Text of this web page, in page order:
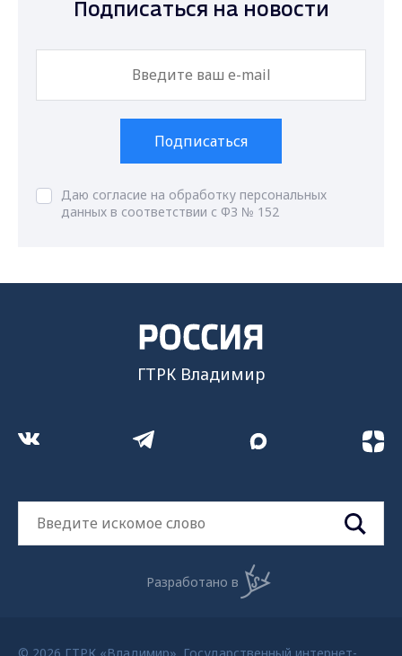
Подписаться на новости
Подписаться
Даю согласие на обработку персональных
данных в соответствии с ФЗ № 152
ГТРК Владимир
Разработано в